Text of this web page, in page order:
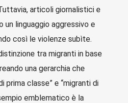
articoli giornalistici e
un linguaggio aggressivo e
così le violenze subìte.
tra migranti in base
una gerarchia che
prima classe” e “migranti di
emblematico è la